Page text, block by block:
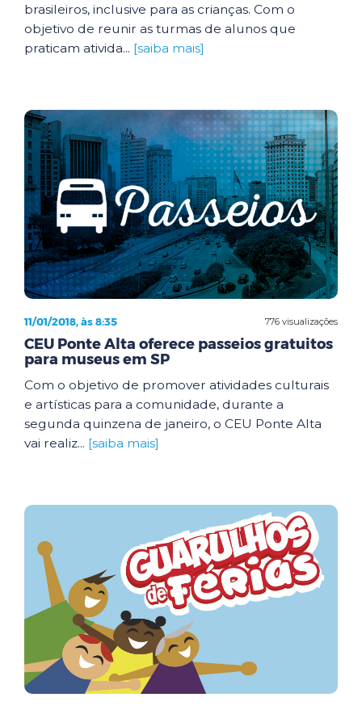
brasileiros, inclusive para as crianças. Com o
objetivo de reunir as turmas de alunos que
praticam ativida... [saiba mais]
776 visualizações
11/01/2018, às 8:35
CEU Ponte Alta oferece passeios gratuitos
para museus em SP
Com o objetivo de promover atividades culturais
e artísticas para a comunidade, durante a
segunda quinzena de janeiro, o CEU Ponte Alta
vai realiz... [saiba mais]